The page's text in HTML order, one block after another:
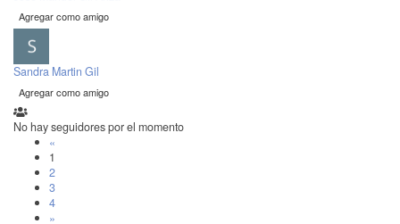
Agregar como amigo
Sandra Martin Gil
Agregar como amigo
No hay seguidores por el momento
«
1
2
3
4
»